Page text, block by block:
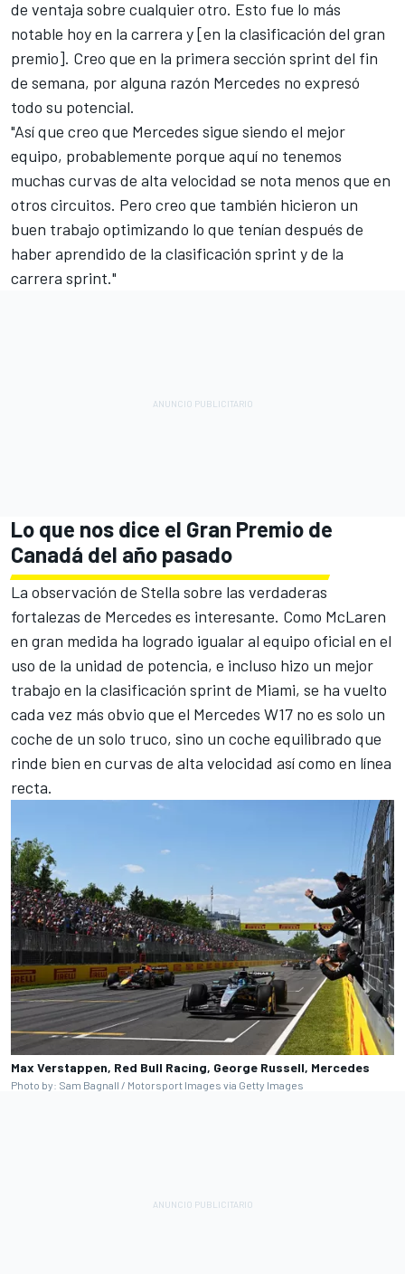
de ventaja sobre cualquier otro. Esto fue lo más
notable hoy en la carrera y [en la clasificación del gran
premio]. Creo que en la primera sección sprint del fin
de semana, por alguna razón Mercedes no expresó
todo su potencial.
"Así que creo que Mercedes sigue siendo el mejor
equipo, probablemente porque aquí no tenemos
muchas curvas de alta velocidad se nota menos que en
otros circuitos. Pero creo que también hicieron un
buen trabajo optimizando lo que tenían después de
haber aprendido de la clasificación sprint y de la
carrera sprint."
Lo que nos dice el Gran Premio de
Canadá del año pasado
La observación de Stella sobre las verdaderas
fortalezas de Mercedes es interesante. Como McLaren
en gran medida ha logrado igualar al equipo oficial en el
uso de la unidad de potencia, e incluso hizo un mejor
trabajo en la clasificación sprint de Miami, se ha vuelto
cada vez más obvio que el Mercedes W17 no es solo un
coche de un solo truco, sino un coche equilibrado que
rinde bien en curvas de alta velocidad así como en línea
recta.
Max Verstappen, Red Bull Racing, George Russell, Mercedes
Photo by: Sam Bagnall / Motorsport Images via Getty Images